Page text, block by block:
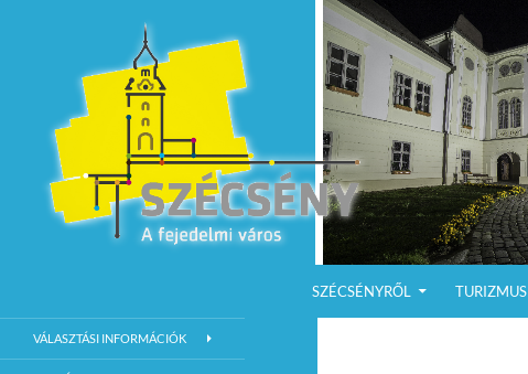
SZÉCSÉNYRŐL
TURIZMUS
Szécsény Város Hivatalos Weboldala
VÁLASZTÁSI INFORMÁCIÓK